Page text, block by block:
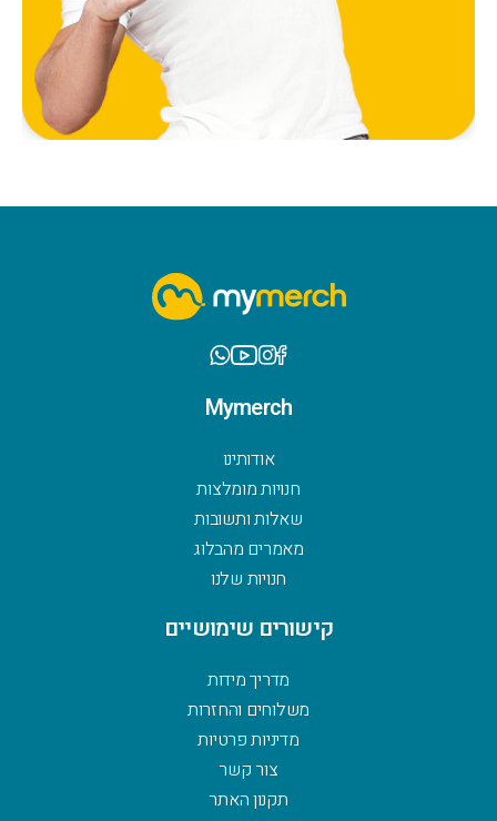
Mymerch
אודותינו
חנויות מומלצות
שאלות ותשובות
מאמרים מהבלוג
חנויות שלנו
קישורים שימושיים
מדריך מידות
משלוחים והחזרות
מדיניות פרטיות
צור קשר
תקנון האתר